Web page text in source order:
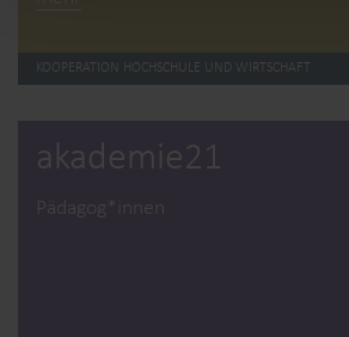
KOOPERATION HOCHSCHULE UND WIRTSCHAFT
akademie21
Pädagog*innen